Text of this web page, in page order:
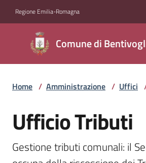
Regione Emilia-Romagna
Comune di
Comune di
Bentivoglio
Amministrazione
Novità
Servizi
Home / Amministrazione / Uffici
Salta al contenuto
Ufficio Tributi
Gestione tributi comunali: il